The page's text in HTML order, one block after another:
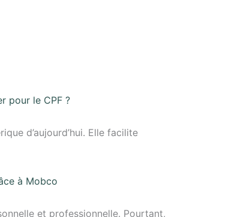
pour le CPF ?
d’aujourd’hui. Elle facilite
à Mobco
et professionnelle. Pourtant,